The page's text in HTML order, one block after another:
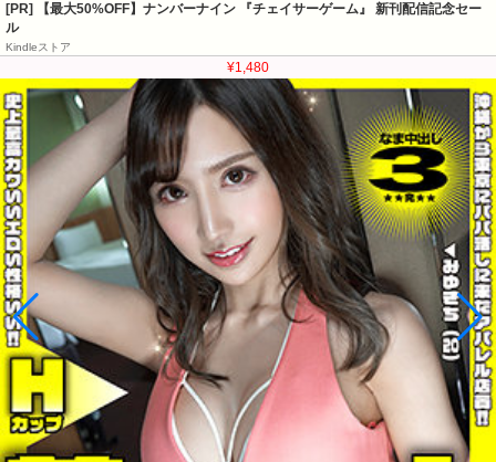
[PR] 【最大50%OFF】ナンバーナイン 『チェイサーゲーム』 新刊配信記念セー
ル
Kindleストア
¥1,480